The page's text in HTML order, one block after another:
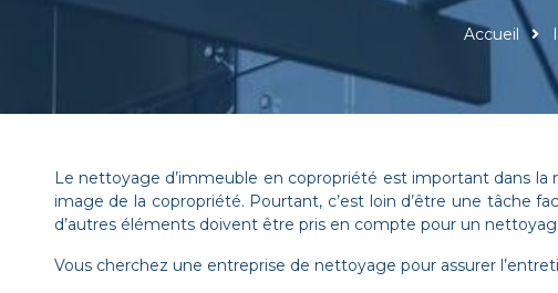
Accueil
Le nettoyage d’immeuble en copropriété est important dans
image de la copropriété. Pourtant, c’est loin d’être une tâche
d’autres éléments doivent être pris en compte pour un
Vous cherchez une entreprise de nettoyage pour assurer